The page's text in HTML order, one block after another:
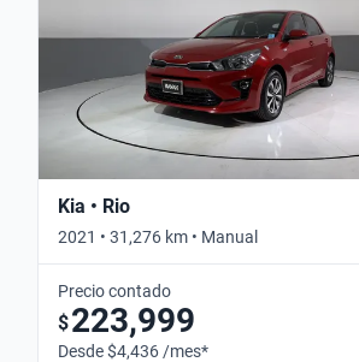
Kia • Rio
2021 • 31,276 km • Manual
Precio contado
$223,999
Desde $4,436 /mes*